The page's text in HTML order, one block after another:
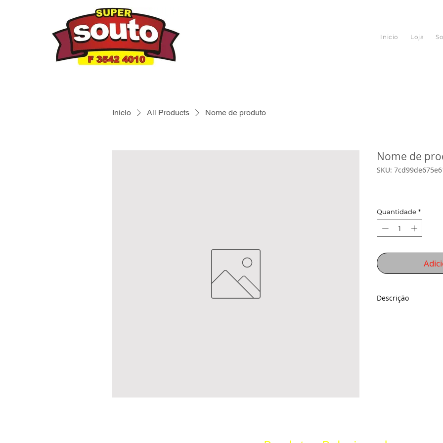
Inicio Loja
Início All Products Nome de produto
Nome de
SKU:
Quantidade *
Descrição